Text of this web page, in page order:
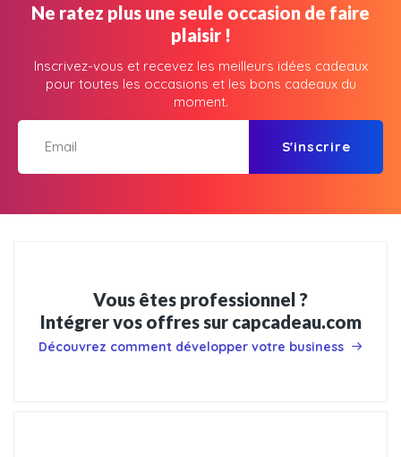
Ne ratez plus une seule occasion de faire
plaisir !
Inscrivez-vous et recevez les meilleurs idées cadeaux
pour toutes les occasions et les bons cadeaux du
moment.
S'inscrire
Vous êtes professionnel ?
Intégrer vos offres sur capcadeau.com
Découvrez comment développer votre business